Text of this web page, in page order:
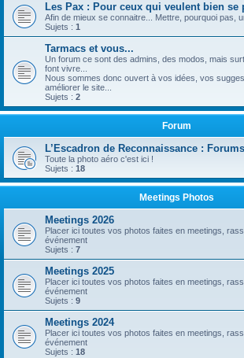
Les Pax : Pour ceux qui veulent bien se
Afin de mieux se connaitre... Mettre, pourquoi pas,
Sujets : 1
Tarmacs et vous...
Un forum ce sont des admins, des modos, mais
font vivre...
Nous sommes donc ouvert à vos idées, vos
améliorer le site...
Sujets : 2
Forum
L’Escadron de Reconnaissance :
Toute la photo aéro c'est ici !
Sujets : 18
Meetings Photos
Meetings 2026
Placer ici toutes vos photos faites en meetings,
événement
Sujets : 7
Meetings 2025
Placer ici toutes vos photos faites en meetings,
événement
Sujets : 9
Meetings 2024
Placer ici toutes vos photos faites en meetings,
événement
Sujets : 18